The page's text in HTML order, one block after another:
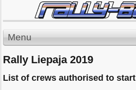
Menu
Rally Liepaja 2019
List of crews authorised to start